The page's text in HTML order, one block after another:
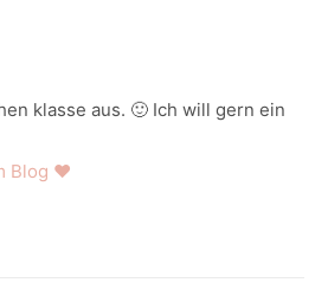
klasse aus. 🙂 Ich will gern ein
Blog ♥